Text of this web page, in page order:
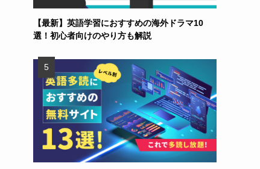
【最新】英語学習におすすめの海外ドラマ10
選！初心者向けのやり方も解説